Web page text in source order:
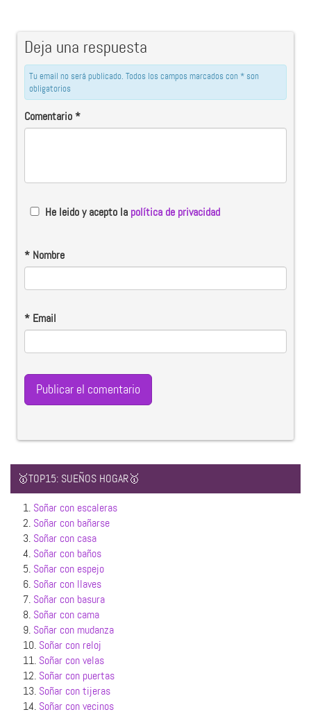
Deja una respuesta
Tu email no será publicado. Todos los campos marcados con * son
obligatorios
Comentario*
He leido y acepto la política de privacidad
* Nombre
* Email
🥇TOP15: SUEÑOS HOGAR🥇
1. Soñar con escaleras
2. Soñar con bañarse
3. Soñar con casa
4. Soñar con baños
5. Soñar con espejo
6. Soñar con llaves
7. Soñar con basura
8. Soñar con cama
9. Soñar con mudanza
10. Soñar con reloj
11. Soñar con velas
12. Soñar con puertas
13. Soñar con tijeras
14. Soñar con vecinos